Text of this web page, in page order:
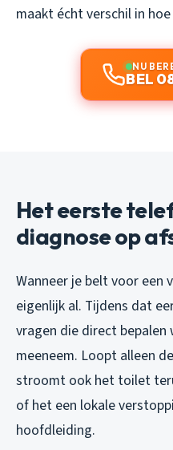
maakt écht verschil in
NU
BEL
Het eerste
diagnose op
Wanneer je belt voor een
eigenlijk al. Tijdens dat
vragen die direct bepalen
meeneem. Loopt alleen
stroomt ook het toilet
of het een lokale
hoofdleiding.